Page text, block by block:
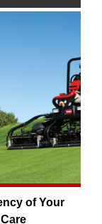
of Your